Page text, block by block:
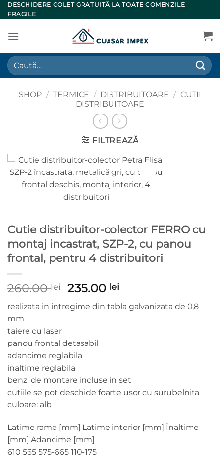
Skip
to
DESCHIDERE COLET GRATUITĂ LA TOATE COMENZILE
FRAGILE
Caută
după:
SHOP / TERMICE / DISTRIBUITOARE / CUTII
DISTRIBUITOARE
FILTREAZĂ
Cutie distribuitor-colector FERRO cu
montaj incastrat, SZP-2, cu panou
frontal, pentru 4 distribuitori
260.00lei
Prețul
inițial
a
235.00 lei
curent
este:
realizata in intregime din tabla galvanizata de 0,8
mm
taiere cu laser
panou frontal detasabil
adancime reglabila
inaltime reglabila
benzi de montare incluse in set
cutiile se pot deschide foarte usor cu surubelnita
culoare: alb
Latime rame [mm] Latime interior [mm] Înaltime
[mm] Adancime [mm]
610 565 575-665 110-175